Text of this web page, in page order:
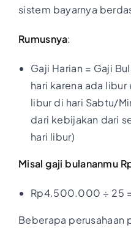
sistem bayarnya
Rumusnya:
Gaji Harian = Gaji
hari karena ada libur
libur di hari Sabtu/
dari kebijakan dari
hari libur)
Misal gaji bulananmu
Rp4.500.000 ÷ 25
Beberapa perusahaan